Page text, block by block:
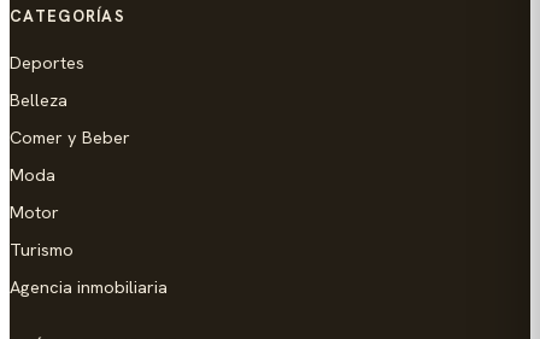
CATEGORÍAS
Deportes
Belleza
Comer y Beber
Moda
Motor
Turismo
Agencia inmobiliaria